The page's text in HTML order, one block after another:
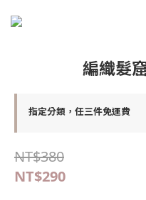
編織髮
指定分類，任三件免運費
NT$380
NT$290